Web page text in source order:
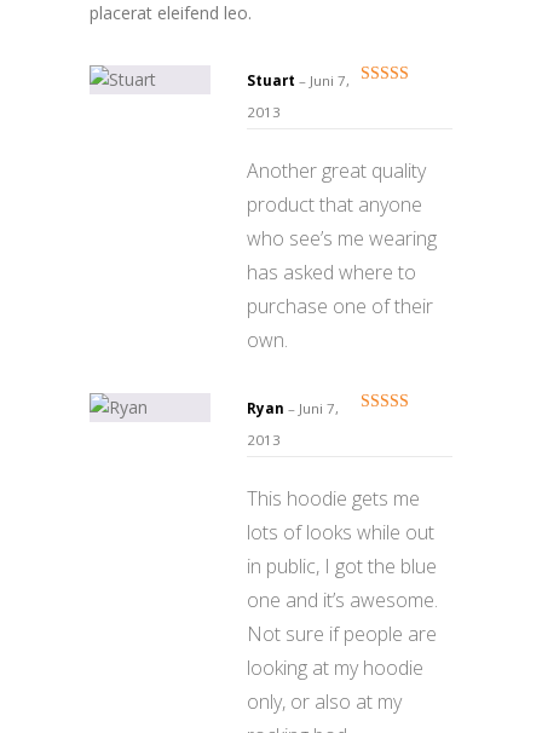
placerat eleifend leo.
Stuart – Juni 7,
2013
Another great quality
product that anyone
who see’s me wearing
has asked where to
purchase one of their
own.
Ryan – Juni 7,
2013
This hoodie gets me
lots of looks while out
in public, I got the blue
one and it’s awesome.
Not sure if people are
looking at my hoodie
only, or also at my